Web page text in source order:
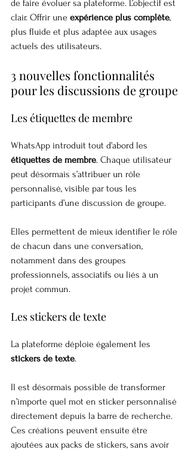
de faire évoluer sa plateforme. L’objectif est
clair. Offrir une expérience plus complète,
plus fluide et plus adaptée aux usages
actuels des utilisateurs.
3 nouvelles fonctionnalités
pour les discussions de groupe
Les étiquettes de membre
WhatsApp introduit tout d’abord les
étiquettes de membre. Chaque utilisateur
peut désormais s’attribuer un rôle
personnalisé, visible par tous les
participants d’une discussion de groupe.
Elles permettent de mieux identifier le rôle
de chacun dans une conversation,
notamment dans des groupes
professionnels, associatifs ou liés à un
projet commun.
Les stickers de texte
La plateforme déploie également les
stickers de texte.
Il est désormais possible de transformer
n’importe quel mot en sticker personnalisé
directement depuis la barre de recherche.
Ces créations peuvent ensuite être
ajoutées aux packs de stickers, sans avoir